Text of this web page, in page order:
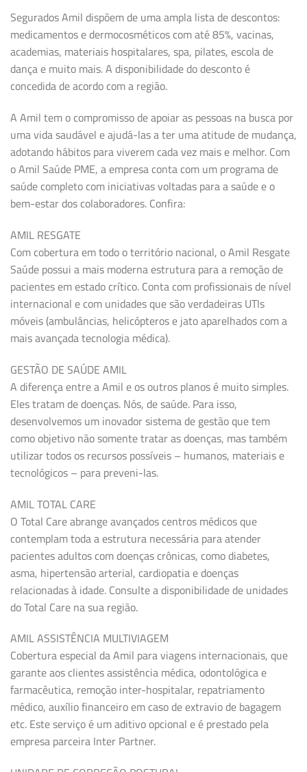
Segurados Amil dispõem de uma ampla lista de descontos:
medicamentos e dermocosméticos com até 85%, vacinas,
academias, materiais hospitalares, spa, pilates, escola de
dança e muito mais. A disponibilidade do desconto é
concedida de acordo com a região.
A Amil tem o compromisso de apoiar as pessoas na busca por
uma vida saudável e ajudá-las a ter uma atitude de mudança,
adotando hábitos para viverem cada vez mais e melhor. Com
o Amil Saúde PME, a empresa conta com um programa de
saúde completo com iniciativas voltadas para a saúde e o
bem-estar dos colaboradores. Confira:
AMIL RESGATE
Com cobertura em todo o território nacional, o Amil Resgate
Saúde possui a mais moderna estrutura para a remoção de
pacientes em estado crítico. Conta com profissionais de nível
internacional e com unidades que são verdadeiras UTIs
móveis (ambulâncias, helicópteros e jato aparelhados com a
mais avançada tecnologia médica).
GESTÃO DE SAÚDE AMIL
A diferença entre a Amil e os outros planos é muito simples.
Eles tratam de doenças. Nós, de saúde. Para isso,
desenvolvemos um inovador sistema de gestão que tem
como objetivo não somente tratar as doenças, mas também
utilizar todos os recursos possíveis – humanos, materiais e
tecnológicos – para preveni-las.
AMIL TOTAL CARE
O Total Care abrange avançados centros médicos que
contemplam toda a estrutura necessária para atender
pacientes adultos com doenças crônicas, como diabetes,
asma, hipertensão arterial, cardiopatia e doenças
relacionadas à idade. Consulte a disponibilidade de unidades
do Total Care na sua região.
AMIL ASSISTÊNCIA MULTIVIAGEM
Cobertura especial da Amil para viagens internacionais, que
garante aos clientes assistência médica, odontológica e
farmacêutica, remoção inter-hospitalar, repatriamento
médico, auxílio financeiro em caso de extravio de bagagem
etc. Este serviço é um aditivo opcional e é prestado pela
empresa parceira Inter Partner.